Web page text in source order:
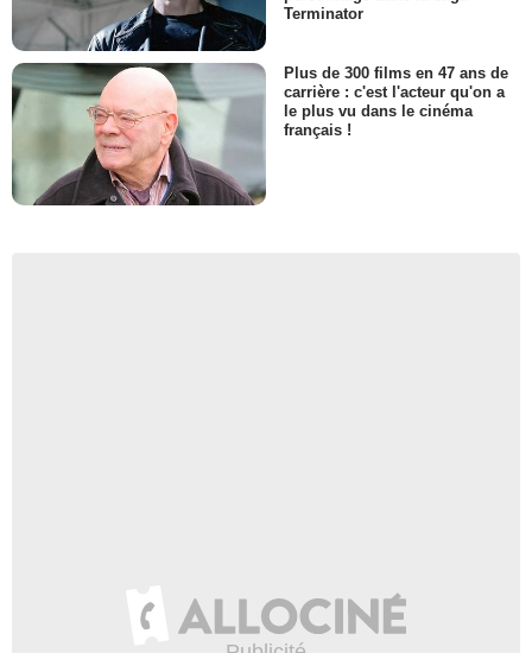
Terminator
Plus de 300 films en 47 ans de
carrière : c'est l'acteur qu'on a
le plus vu dans le cinéma
français !